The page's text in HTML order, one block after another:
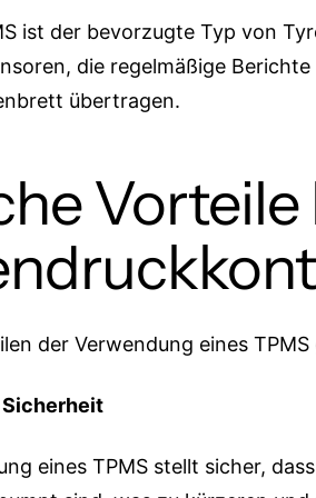
ist der bevorzugte Typ von
die regelmäßige
übertragen.
Vorteile
der Verwendung eines TPMS
eines TPMS stellt sicher,